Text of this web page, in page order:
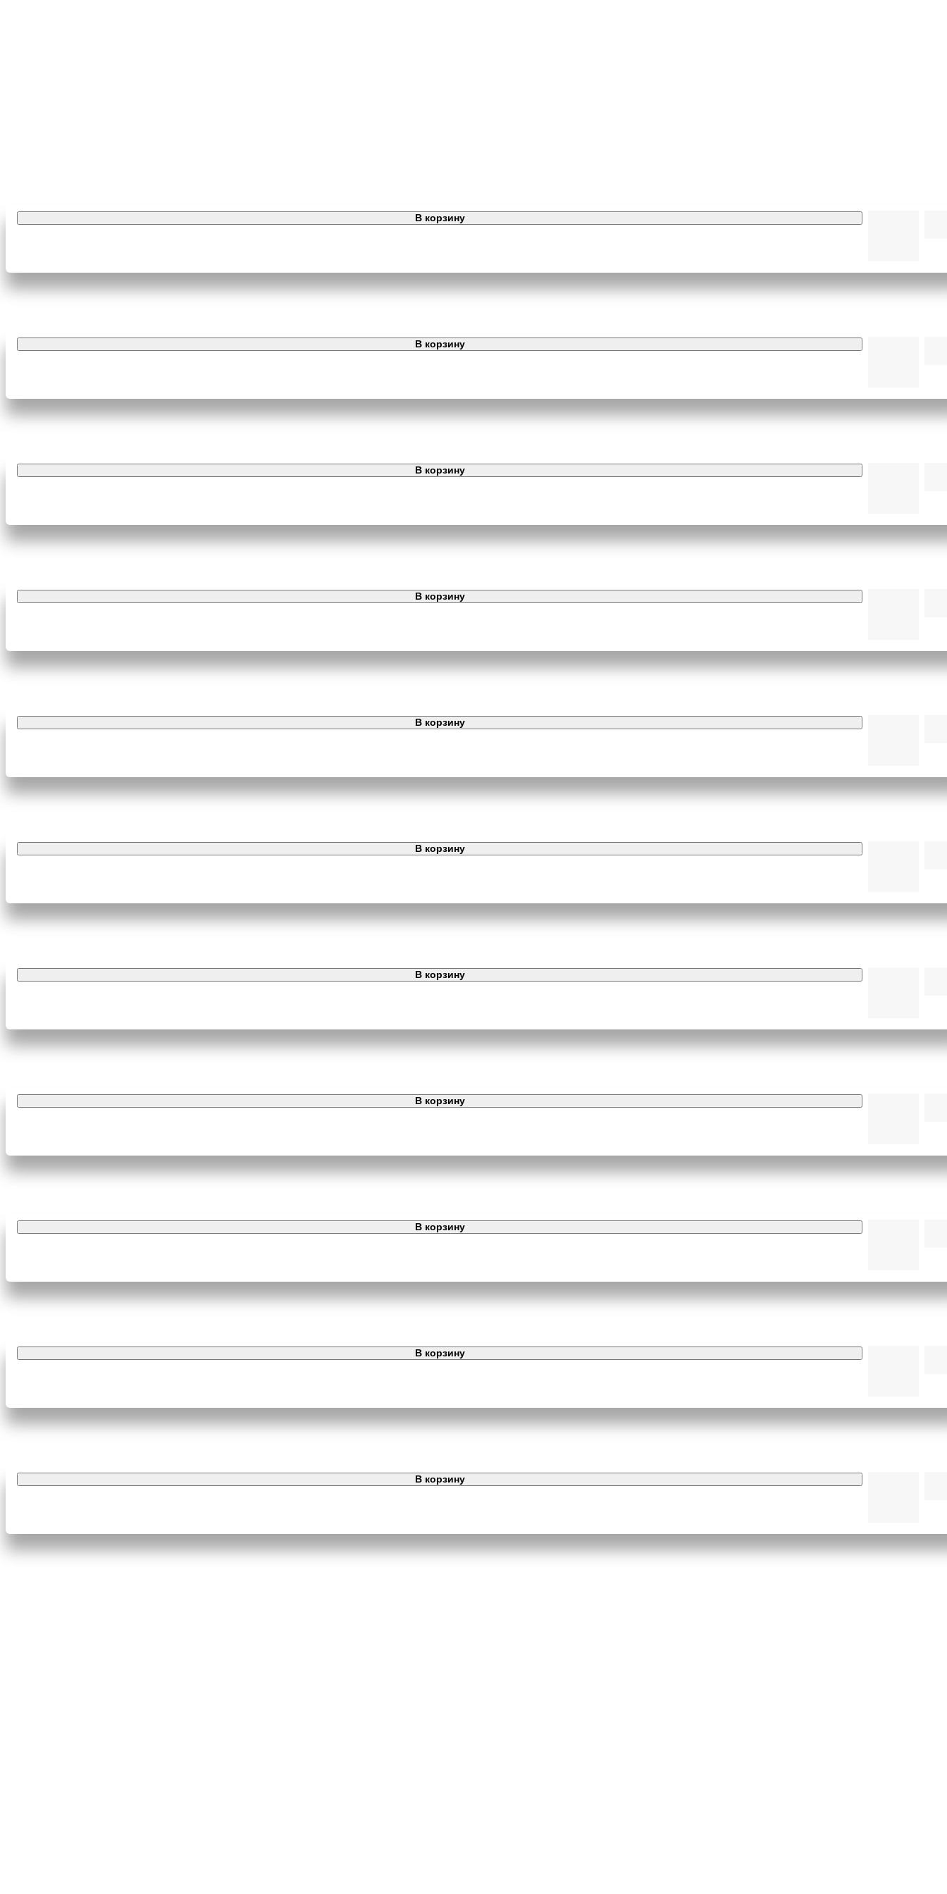
В корзину
В корзину
В корзину
В корзину
В корзину
В корзину
В корзину
В корзину
В корзину
В корзину
В корзину